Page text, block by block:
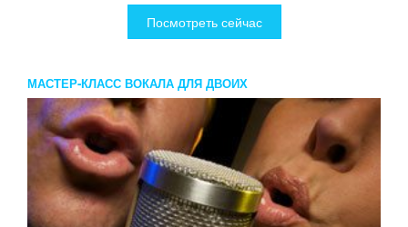
Посмотреть сейчас
МАСТЕР-КЛАСС ВОКАЛА ДЛЯ ДВОИХ